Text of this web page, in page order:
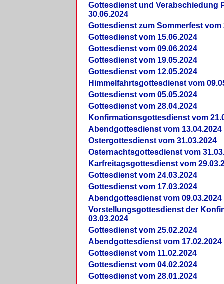
Gottesdienst und Verabschiedung
30.06.2024
Gottesdienst zum Sommerfest vom
Gottesdienst vom 15.06.2024
Gottesdienst vom 09.06.2024
Gottesdienst vom 19.05.2024
Gottesdienst vom 12.05.2024
Himmelfahrtsgottesdienst vom
Gottesdienst vom 05.05.2024
Gottesdienst vom 28.04.2024
Konfirmationsgottesdienst vom
Abendgottesdienst vom 13.04.2024
Ostergottesdienst vom 31.03.2024
Osternachtsgottesdienst vom
Karfreitagsgottesdienst vom
Gottesdienst vom 24.03.2024
Gottesdienst vom 17.03.2024
Abendgottesdienst vom 09.03.2024
Vorstellungsgottesdienst der
03.03.2024
Gottesdienst vom 25.02.2024
Abendgottesdienst vom 17.02.2024
Gottesdienst vom 11.02.2024
Gottesdienst vom 04.02.2024
Gottesdienst vom 28.01.2024